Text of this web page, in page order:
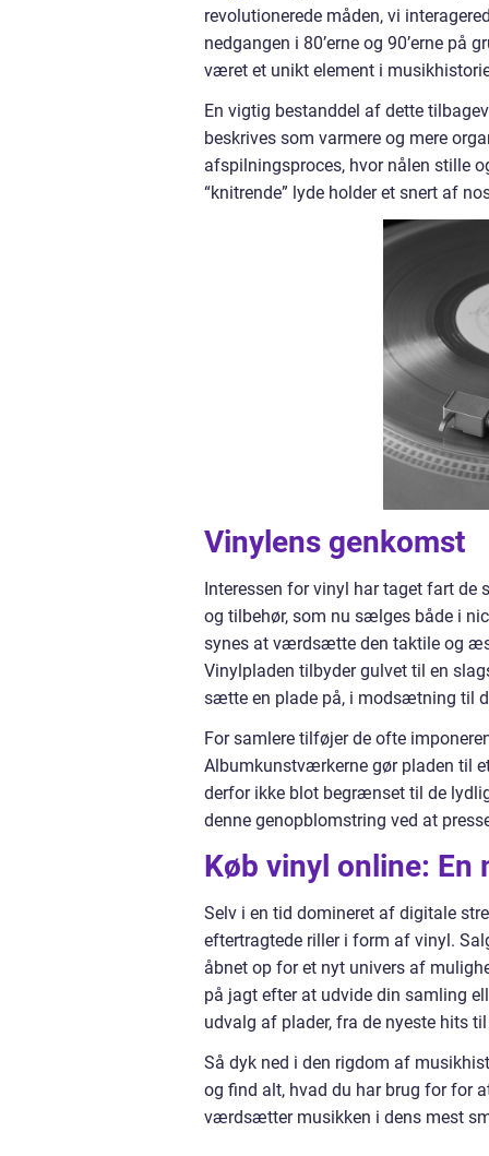
revolutionerede måden, vi
nedgangen i 80’erne og 90’erne på
været et unikt element i
En vigtig bestanddel af dette
beskrives som varmere og mere
afspilningsproces, hvor nålen stille
“knitrende” lyde holder et snert af
Vinylens genkomst
Interessen for vinyl har taget fart de
og tilbehør, som nu sælges både i
synes at værdsætte den taktile og
Vinylpladen tilbyder gulvet til en
sætte en plade på, i modsætning til
For samlere tilføjer de ofte
Albumkunstværkerne gør pladen til
derfor ikke blot begrænset til de
denne genopblomstring ved at
Køb vinyl online: En
Selv i en tid domineret af digitale
eftertragtede riller i form af vinyl.
åbnet op for et nyt univers af
på jagt efter at udvide din samling
udvalg af plader, fra de nyeste hits
Så dyk ned i den rigdom af
og find alt, hvad du har brug for for
værdsætter musikken i dens mest